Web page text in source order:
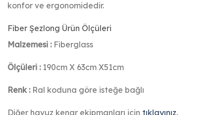
konfor ve ergonomidedir.
Fiber Şezlong Ürün Ölçüleri
Malzemesi :Fiberglass
Ölçüleri :190cm X 63cm X51cm
Renk : Ral koduna göre isteğe bağlı
Diğer havuz kenar ekipmanları için tıklayınız.